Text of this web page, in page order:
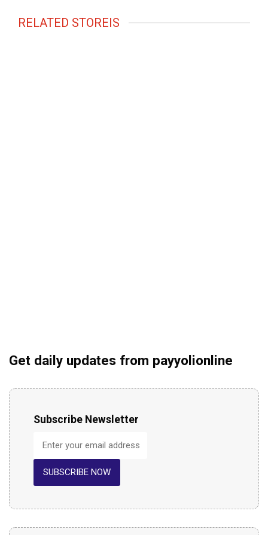
RELATED STOREIS
Get daily updates from payyolionline
Subscribe Newsletter
SUBSCRIBE NOW